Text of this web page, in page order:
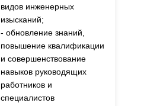
видов инженерных
изысканий;
- обновление знаний,
повышение квалификации
и совершенствование
навыков руководящих
работников и
специалистов